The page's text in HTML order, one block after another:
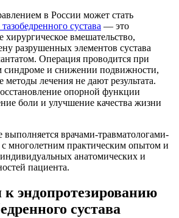
в России может стать
сустава — это
хирургическое вмешательство,
разрушенных элементов сустава
Операция проводится при
синдроме и снижении подвижности,
методы лечения не дают результата.
опорной функции
боли и улучшение качества жизни
выполняется врачами-травматологами-
многолетним практическим опытом и
анатомических и
пациента.
эндопротезированию
сустава